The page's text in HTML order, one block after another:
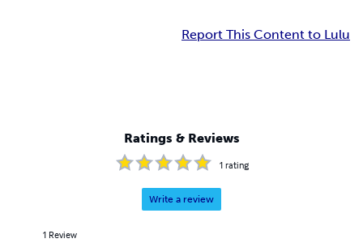
Report This Content to Lulu
Ratings & Reviews
1 rating
Write a review
1 Review